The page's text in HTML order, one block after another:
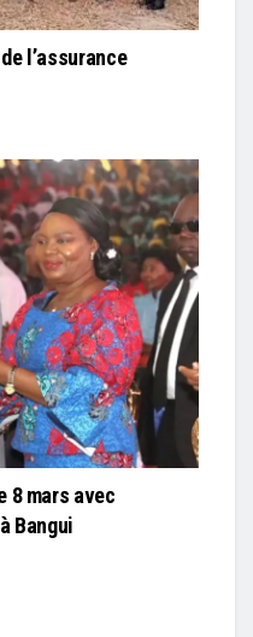
l’assurance
8 mars avec
Bangui